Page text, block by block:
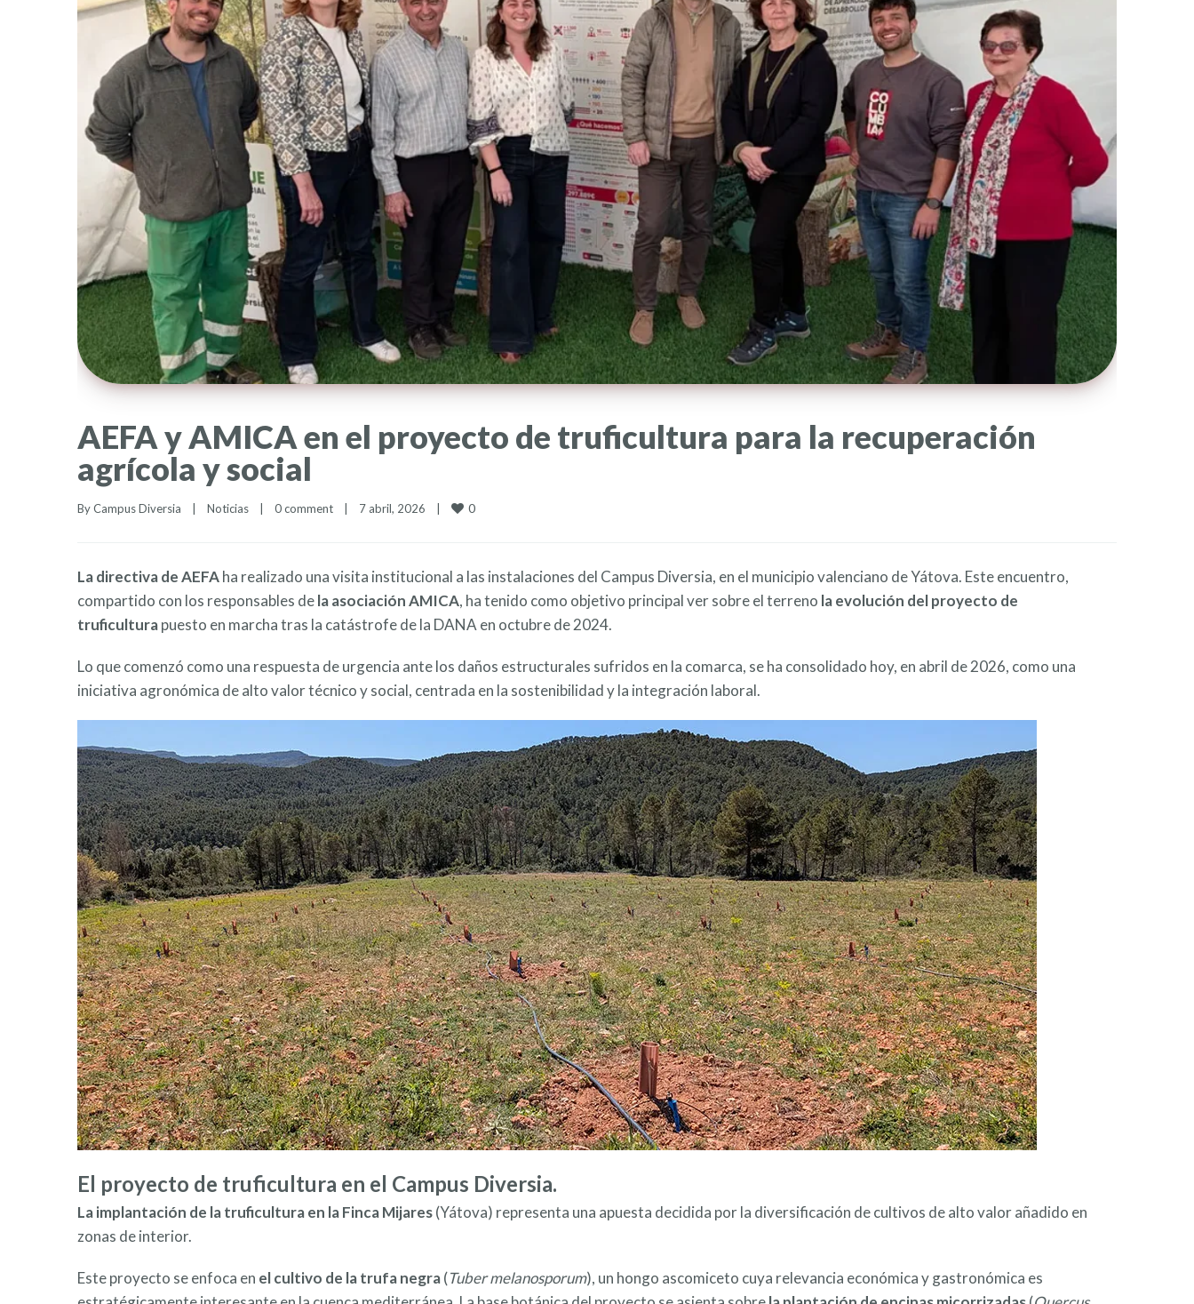
AEFA y AMICA en el proyecto de truficultura para la recuperación
agrícola y social
By Campus Diversia Noticias 0 comment 7 abril, 2026 0
La directiva de AEFAha realizado una visita institucional a las instalaciones del Campus Diversia, en el municipio valenciano de Yátova. Este encuentro,
compartido con los responsables dela asociación AMICA, ha tenido como objetivo principal ver sobre el terreno la evolución del proyecto de
truficulturapuesto en marcha tras la catástrofe de la DANA en octubre de 2024.
Lo que comenzó como una respuesta de urgencia ante los daños estructurales sufridos en la comarca, se ha consolidado hoy, en abril de 2026, como una
iniciativa agronómica de alto valor técnico y social, centrada en la sostenibilidad y la integración laboral.
El proyecto de truficultura en el Campus Diversia.
La implantación de la truficultura en la Finca Mijares(Yátova) representa una apuesta decidida por la diversificación de cultivos de alto valor añadido en
zonas de interior.
Este proyecto se enfoca en el cultivo de la trufa negra(Tuber melanosporum), un hongo ascomiceto cuya relevancia económica y gastronómica es